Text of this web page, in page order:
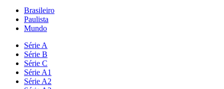
Brasileiro
Paulista
Mundo
Série A
Série B
Série C
Série A1
Série A2